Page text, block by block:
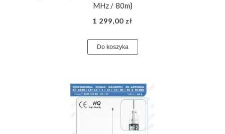
MHz / 80m}
1 299,00 zł
Do koszyka